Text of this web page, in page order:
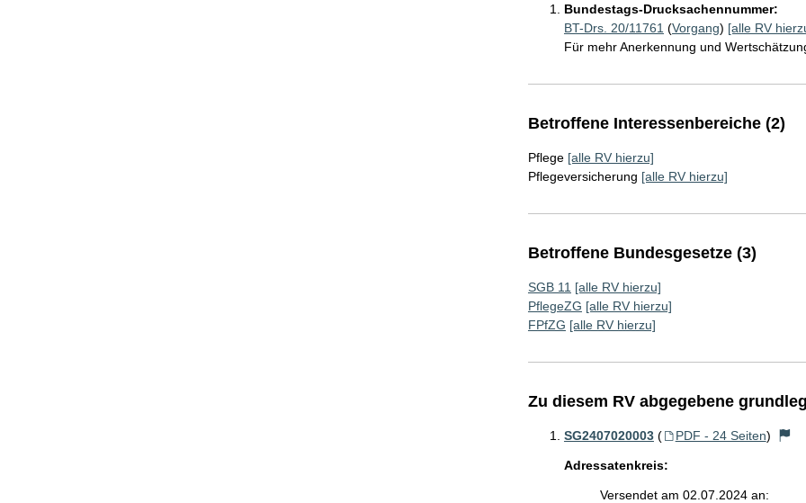
Bundestags-Drucksachennummer:
BT-Drs. 20/11761 (Vorgang) [alle RV
Für mehr Anerkennung und
Betroffene Interessenbereiche (2)
Pflege [alle RV hierzu]
Pflegeversicherung [alle RV hierzu]
Betroffene Bundesgesetze (3)
SGB 11 [alle RV hierzu]
PflegeZG [alle RV hierzu]
FPfZG [alle RV hierzu]
Zu diesem RV abgegebene
SG2407020003 ( PDF - 24 Seiten)
Adressatenkreis:
Versendet am 02.07.2024 an: